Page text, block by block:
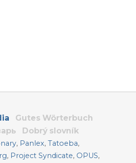
Gutes Wörterbuch
Dobrý slovník
, Panlex,Tatoeba,
, Project Syndicate, OPUS,